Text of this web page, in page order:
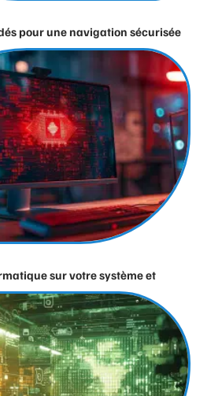
pour une navigation sécurisée
sur votre système et